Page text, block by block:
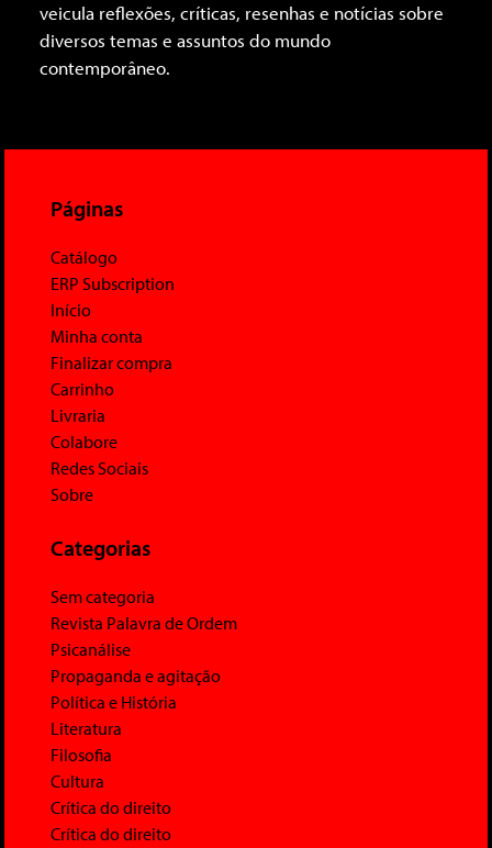
veicula reflexões, críticas, resenhas e notícias sobre
diversos temas e assuntos do mundo
contemporâneo.
Páginas
Catálogo
ERP Subscription
Início
Minha conta
Finalizar compra
Carrinho
Livraria
Colabore
Redes Sociais
Sobre
Categorias
Sem categoria
Revista Palavra de Ordem
Psicanálise
Propaganda e agitação
Política e História
Literatura
Filosofia
Cultura
Crítica do direito
Crítica do direito